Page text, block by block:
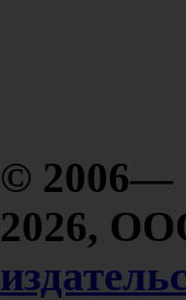
© 2006—
2026,